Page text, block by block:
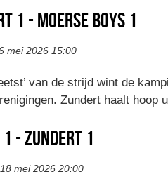
1 - Moerse Boys 1
mei 2026 15:00
van de strijd wint de
Zundert haalt hoop
- Zundert 1
mei 2026 20:00